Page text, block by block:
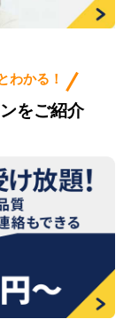
わかる！
をご紹介